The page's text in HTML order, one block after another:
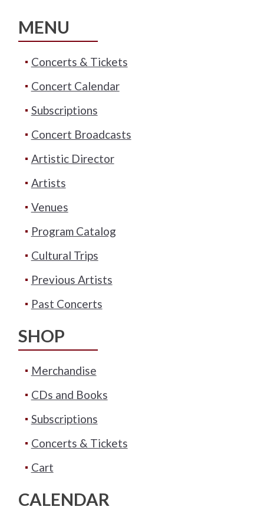
MENU
Concerts & Tickets
Concert Calendar
Subscriptions
Concert Broadcasts
Artistic Director
Artists
Venues
Program Catalog
Cultural Trips
Previous Artists
Past Concerts
SHOP
Merchandise
CDs and Books
Subscriptions
Concerts & Tickets
Cart
CALENDAR